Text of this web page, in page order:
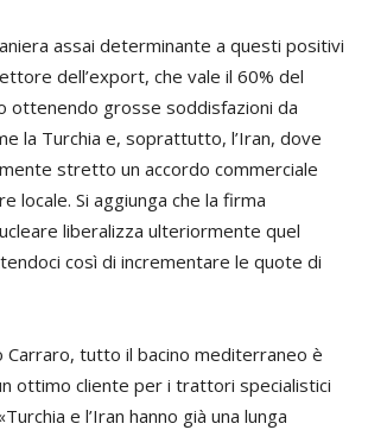
assai determinante a questi positivi
dell’export, che vale il 60% del
ottenendo grosse soddisfazioni da
la Turchia e, soprattutto, l’Iran, dove
stretto un accordo commerciale
locale. Si aggiunga che la firma
liberalizza ulteriormente quel
così di incrementare le quote di
Carraro, tutto il bacino mediterraneo è
ottimo cliente per i trattori specialistici
e l’Iran hanno già una lunga